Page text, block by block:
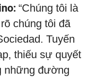
“Chúng tôi là
chúng tôi đã
Tuyến
thiếu sự quyết
những đường